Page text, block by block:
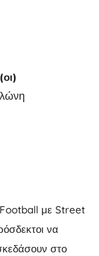
με Street
να
στο